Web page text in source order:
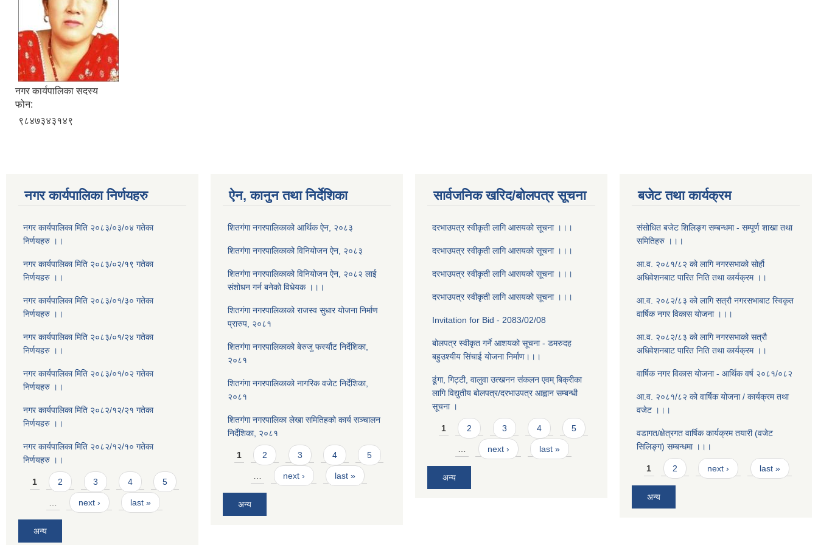
नगर कार्यपालिका सदस्य
फोन:
९८४७३४३१४९
नगर कार्यपालिका निर्णयहरु
नगर कार्यपालिका मिति २०८३/०३/०४ गतेका
निर्णयहरु ।।
नगर कार्यपालिका मिति २०८३/०२/१९ गतेका
निर्णयहरु ।।
नगर कार्यपालिका मिति २०८३/०१/३० गतेका
निर्णयहरु ।।
नगर कार्यपालिका मिति २०८३/०१/२४ गतेका
निर्णयहरु ।।
नगर कार्यपालिका मिति २०८३/०१/०२ गतेका
निर्णयहरु ।।
नगर कार्यपालिका मिति २०८२/१२/२१ गतेका
निर्णयहरु ।।
नगर कार्यपालिका मिति २०८२/१२/१० गतेका
निर्णयहरु ।।
Pages
1 2 3 4 5
next › last »
अन्य
ऐन, कानुन तथा निर्देशिका
शितगंगा नगरपालिकाको आर्थिक ऐन, २०८३
शितगंगा नगरपालिकाको विनियोजन ऐन, २०८३
शितगंगा नगरपालिकाको विनियोजन ऐन, २०८२ लाई
संशोधन गर्न बनेको विधेयक ।।।
शितगंगा नगरपालिकाको राजस्व सुधार योजना निर्माण
प्रारुप, २०८१
शितगंगा नगरपालिकाको बेरुजु फर्स्यौट निर्देशिका,
२०८१
शितगंगा नगरपालिकाको नागरिक वजेट निर्देशिका,
२०८१
शितगंगा नगरपालिका लेखा समितिहको कार्य सञ्चालन
निर्देशिका, २०८१
Pages
1 2 3 4 5
next › last »
अन्य
सार्वजनिक खरिद/बोलपत्र सूचना
दरभाउपत्र स्वीकृती लागि आसयको सूचना ।।।
दरभाउपत्र स्वीकृती लागि आसयको सूचना ।।।
दरभाउपत्र स्वीकृती लागि आसयको सूचना ।।।
दरभाउपत्र स्वीकृती लागि आसयको सूचना ।।।
Invitation for Bid - 2083/02/08
बोलपत्र स्वीकृत गर्ने आशयको सूचना - डमरुदह
बहुउश्यीय सिंचाई योजना निर्माण।।।
ढूंगा, गिट्टी, वालुवा उत्खनन संकलन एवम् बिक्रीका
लागि विद्युतीय बोलपत्र/दरभाउपत्र आह्वान सम्बन्धी
सूचना ।
Pages
1 2 3 4 5
next › last »
अन्य
बजेट तथा कार्यक्रम
संसोधित बजेट शिलिङ्ग सम्बन्धमा - सम्पूर्ण शाखा तथा
समितिहरु ।।।
आ.व. २०८१/८२ को लागि नगरसभाको सोर्हौ
अधिवेशनबाट पारित निति तथा कार्यक्रम ।।
आ.व. २०८२/८३ को लागि सत्रौ नगरसभाबाट स्विकृत
वार्षिक नगर विकास योजना ।।।
आ.व. २०८२/८३ को लागि नगरसभाको सत्रौ
अधिवेशनबाट पारित निति तथा कार्यक्रम ।।
वार्षिक नगर विकास योजना - आर्थिक वर्ष २०८१/०८२
आ.व. २०८१/८२ को वार्षिक योजना / कार्यक्रम तथा
वजेट ।।।
वडागत/क्षेत्रगत वार्षिक कार्यक्रम तयारी (वजेट
सिलिङ्ग) सम्बन्धमा ।।।
Pages
1 2 next › last »
अन्य